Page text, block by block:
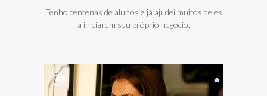
Tenho centenas de alunos e já ajudei muitos deles
a iniciarem seu próprio negócio.